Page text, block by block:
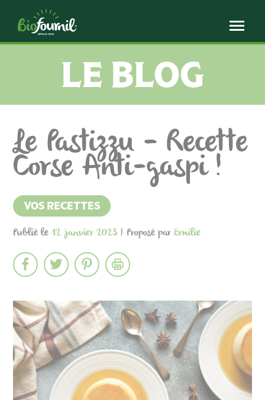
LE BLOG
Le Pastizzu – Recette
Corse Anti-gaspi !
VOS RECETTES
Publié le12 janvier 2023| Proposé parEmilie
Panneau de gestion des cookies